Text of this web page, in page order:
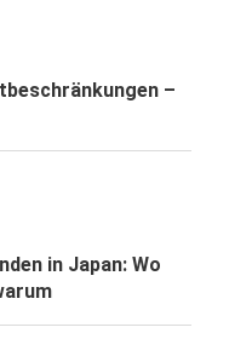
–
in Japan: Wo